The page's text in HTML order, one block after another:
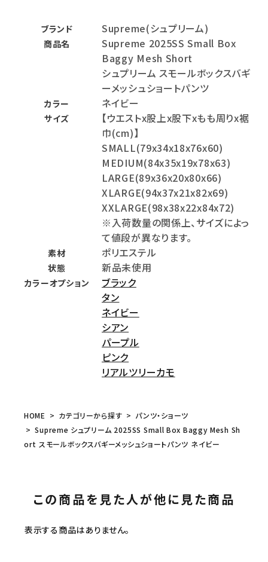
ブランド Supreme(シュプリーム)
商品名
Supreme 2025SS Small Box
Baggy Mesh Short
シュプリーム スモールボックスバギ
ーメッシュショートパンツ
カラー ネイビー
サイズ
【ウエストx股上x股下xもも周りx裾
巾(cm)】
SMALL(79x34x18x76x60)
MEDIUM(84x35x19x78x63)
LARGE(89x36x20x80x66)
XLARGE(94x37x21x82x69)
XXLARGE(98x38x22x84x72)
※入荷数量の関係上、サイズによっ
て値段が異なります。
素材 ポリエステル
状態 新品未使用
カラーオプション
ブラック
タン
ネイビー
シアン
パープル
ピンク
リアルツリーカモ
HOME カテゴリーから探す
パンツ・ショーツ
Supreme シュプリーム 2025SS Small Box Baggy Mesh Sh
ort スモールボックスバギーメッシュショートパンツ ネイビー
この商品を見た人が他に見た商品
表示する商品はありません。